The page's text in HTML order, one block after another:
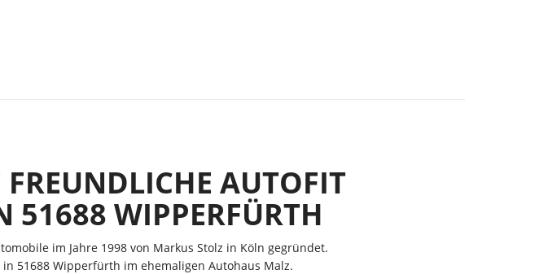
AUTOFIT
51688 WIPPERFÜRTH
im Jahre 1998 von Markus Stolz in Köln gegründet.
51688 Wipperfürth im ehemaligen Autohaus Malz.